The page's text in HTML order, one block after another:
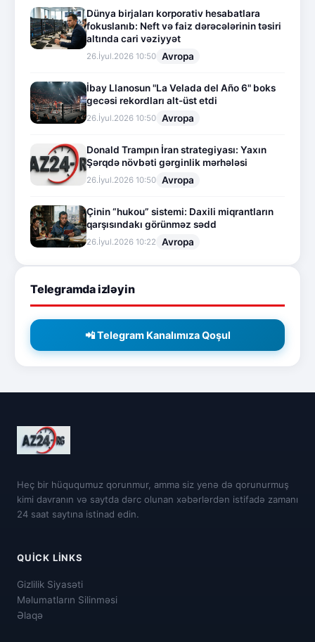
Dünya birjaları korporativ hesabatlara
fokuslanıb: Neft və faiz dərəcələrinin təsiri
altında cari vəziyyət
26.İyul.2026 10:50 Avropa
İbay Llanosun "La Velada del Año 6" boks
gecəsi rekordları alt-üst etdi
26.İyul.2026 10:50 Avropa
Donald Trampın İran strategiyası: Yaxın
Şərqdə növbəti gərginlik mərhələsi
26.İyul.2026 10:50 Avropa
Çinin “hukou” sistemi: Daxili miqrantların
qarşısındakı görünməz sədd
26.İyul.2026 10:22 Avropa
Telegramda izləyin
📲 Telegram Kanalımıza Qoşul
Heç bir hüququmuz qorunmur, amma siz yenə də qorunurmuş
kimi davranın və saytda dərc olunan xəbərlərdən istifadə zamanı
24 saat saytına istinad edin.
QUICK LINKS
Gizlilik Siyasəti
Məlumatların Silinməsi
Əlaqə